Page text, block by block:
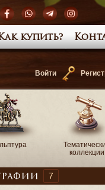
Войти
купить?
коллекции
7